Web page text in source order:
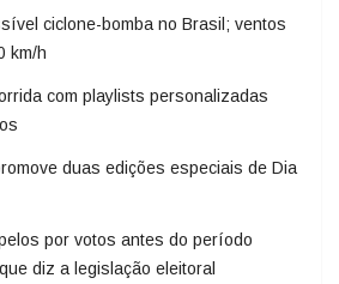
ciclone-bomba no Brasil; ventos
km/h
com playlists personalizadas
duas edições especiais de Dia
por votos antes do período
diz a legislação eleitoral